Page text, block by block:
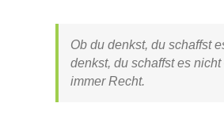
Ob du denkst, du schaffst
denkst, du schaffst es
immer Recht.